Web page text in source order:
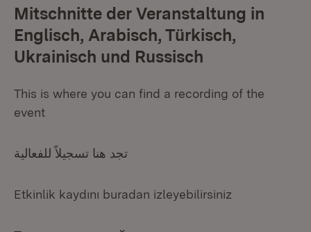
Mitschnitte der Veranstaltung in
Englisch, Arabisch, Türkisch,
Ukrainisch und Russisch
This is where you can find a recording of the
event
تجد هنا تسجيلاً للفعالية
Etkinlik kaydını buradan izleyebilirsiniz